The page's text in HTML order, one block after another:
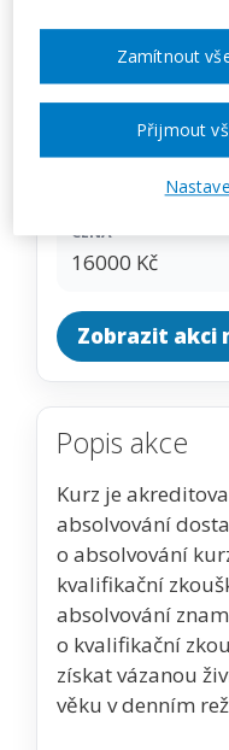
07. 09. 2026 -
Jihočeský
CENA
16000 Kč
Zobrazit akci
Popis akce
Kurz je
absolvování
o absolvování
kvalifikační
absolvování
o kvalifikační
získat vázanou
věku v denním
Zamítnout
Přijmout